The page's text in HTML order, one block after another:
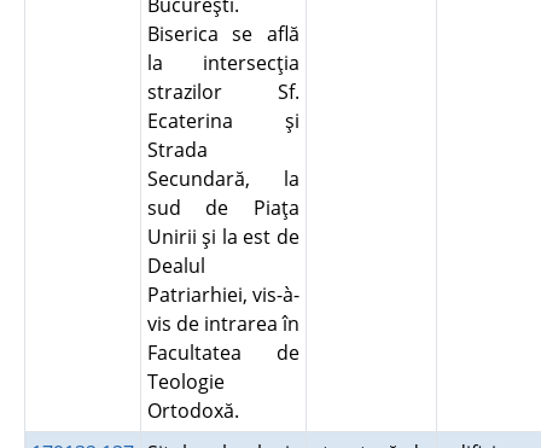
Biserica se află
la intersecţia
strazilor Sf.
Ecaterina şi
Strada
Secundară, la
sud de Piaţa
Unirii şi la est de
Dealul
Patriarhiei, vis-à-
vis de intrarea în
Facultatea de
Teologie
Ortodoxă.